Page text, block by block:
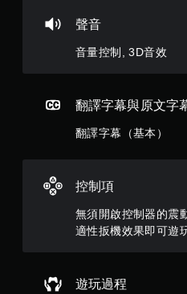
聲音
音量控制, 3D音效
翻譯字幕與原文字
翻譯字幕（基本）
控制項
無須開啟控制器的震
適性扳機效果即可遊
遊玩過程